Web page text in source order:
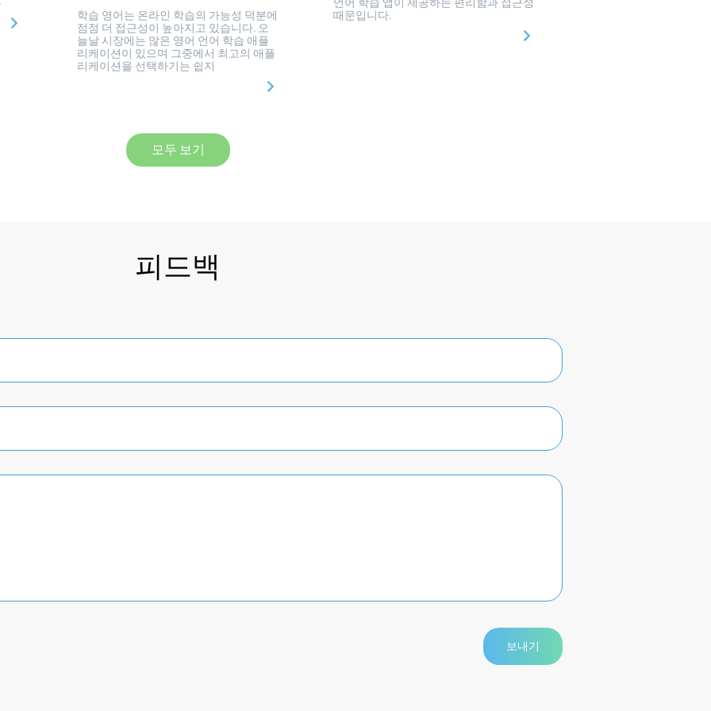
학습 영어는 온라인 학습의 가능성 덕분에
점점 더 접근성이 높아지고 있습니다. 오
늘날 시장에는 많은 영어 언어 학습 애플
리케이션이 있으며 그중에서 최고의 애플
리케이션을 선택하기는 쉽지
언어 학습 앱이 제공하는 편리함과 접근성
때문입니다.
모두 보기
피드백